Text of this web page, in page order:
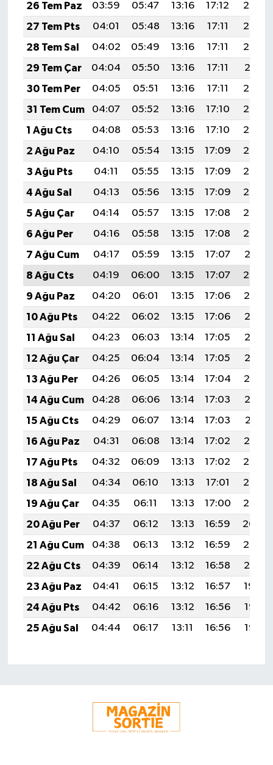
26 Tem Paz
03:59 05:47 13:16 17:12
20:34
27 Tem Pts
04:01 05:48 13:16 17:11
20:33
28 Tem Sal
04:02 05:49 13:16 17:11
20:32
29 Tem Çar
04:04 05:50 13:16 17:11
20:31
30 Tem Per
04:05 05:51 13:16 17:11
20:30
31 Tem Cum
04:07 05:52 13:16 17:10
20:29
1 Ağu Cts
04:08 05:53 13:16 17:10
20:28
2 Ağu Paz
04:10 05:54 13:15 17:09
20:27
3 Ağu Pts
04:11 05:55 13:15 17:09
20:26
4 Ağu Sal
04:13 05:56 13:15 17:09
20:25
5 Ağu Çar
04:14 05:57 13:15 17:08
20:24
6 Ağu Per
04:16 05:58 13:15 17:08
20:23
7 Ağu Cum
04:17 05:59 13:15 17:07
20:21
8 Ağu Cts
04:19 06:00 13:15 17:07
20:20
9 Ağu Paz
04:20 06:01 13:15 17:06
20:19
10 Ağu Pts
04:22 06:02 13:15 17:06
20:18
11 Ağu Sal
04:23 06:03 13:14 17:05
20:16
12 Ağu Çar
04:25 06:04 13:14 17:05
20:15
13 Ağu Per
04:26 06:05 13:14 17:04
20:14
14 Ağu Cum
04:28 06:06 13:14 17:03
20:12
15 Ağu Cts
04:29 06:07 13:14 17:03
20:11
16 Ağu Paz
04:31 06:08 13:14 17:02
20:10
17 Ağu Pts
04:32 06:09 13:13 17:02
20:08
18 Ağu Sal
04:34 06:10 13:13 17:01
20:07
19 Ağu Çar
04:35 06:11 13:13 17:00
20:05
20 Ağu Per
04:37 06:12 13:13 16:59
20:04
21 Ağu Cum
04:38 06:13 13:12 16:59
20:02
22 Ağu Cts
04:39 06:14 13:12 16:58
20:01
23 Ağu Paz
04:41 06:15 13:12 16:57
19:59
24 Ağu Pts
04:42 06:16 13:12 16:56
19:58
25 Ağu Sal
04:44 06:17 13:11 16:56 19:56